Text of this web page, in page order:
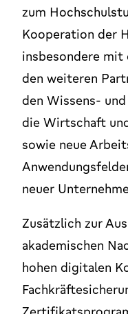
zum
Kooperation der
insbesondere mit
den weiteren
den Wissens-
die Wirtschaft
sowie neue
neuer
Zusätzlich zur
akademischen
hohen digitalen